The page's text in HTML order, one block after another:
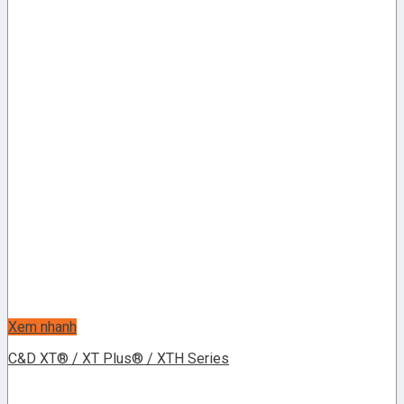
Xem nhanh
C&D XT® / XT Plus® / XTH Series